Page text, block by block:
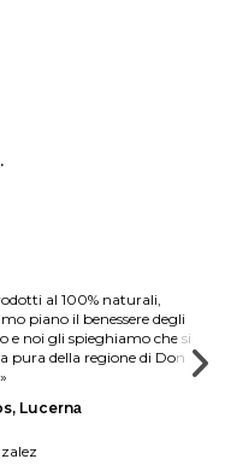
al 100% naturali,
piano il benessere degli
e noi gli spieghiamo che si
pura della regione di Don
, Lucerna